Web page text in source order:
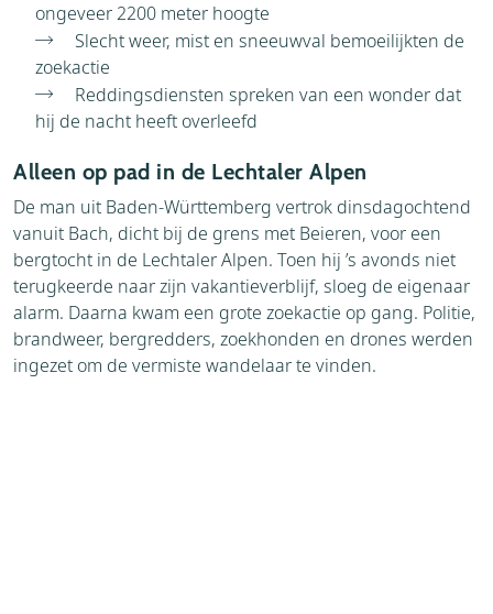
ongeveer 2200 meter hoogte
Slecht weer, mist en sneeuwval bemoeilijkten de
zoekactie
Reddingsdiensten spreken van een wonder dat
hij de nacht heeft overleefd
Alleen op pad in de Lechtaler Alpen
De man uit Baden-Württemberg vertrok dinsdagochtend
vanuit Bach, dicht bij de grens met Beieren, voor een
bergtocht in de Lechtaler Alpen. Toen hij ’s avonds niet
terugkeerde naar zijn vakantieverblijf, sloeg de eigenaar
alarm. Daarna kwam een grote zoekactie op gang. Politie,
brandweer, bergredders, zoekhonden en drones werden
ingezet om de vermiste wandelaar te vinden.